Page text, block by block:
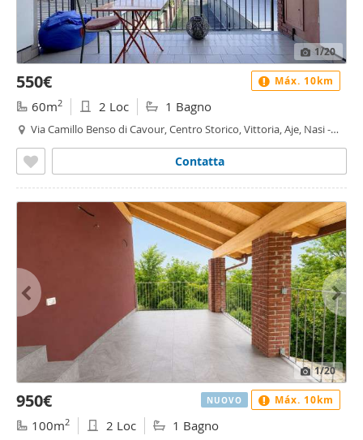
1/20
550€
60m2 2 Loc 1 Bagno
Via Camillo Benso di Cavour, Centro Storico, Vittoria, Aje, Nasi -
Contatta
Máx. 10km
1/20
950€
100m2 2 Loc 1 Bagno
NUOVO Máx. 10km